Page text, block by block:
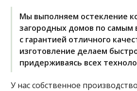
Мы выполняем остекление
загородных домов по
с гарантией отличного
изготовление делаем
придерживаясь всех
У нас собственное